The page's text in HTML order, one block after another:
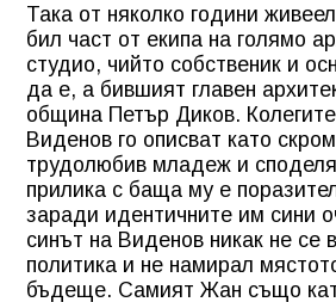
Така от няколко години
бил част от екипа на голямо
студио, чийто собственик и
да е, а бившият главен
община Петър Диков.
Виденов го описват като
трудолюбив младеж и
прилика с баща му е
заради идентичните им сини
синът на Виденов никак не се
политика и не намирал
бъдеще. Самият Жан също